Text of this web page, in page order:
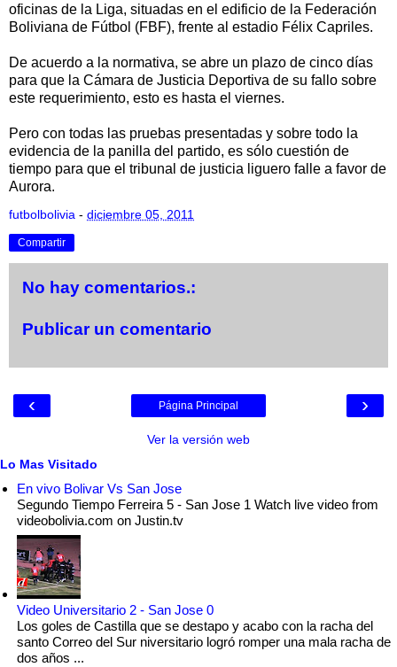
oficinas de la Liga, situadas en el edificio de la Federación
Boliviana de Fútbol (FBF), frente al estadio Félix Capriles.
De acuerdo a la normativa, se abre un plazo de cinco días
para que la Cámara de Justicia Deportiva de su fallo sobre
este requerimiento, esto es hasta el viernes.
Pero con todas las pruebas presentadas y sobre todo la
evidencia de la panilla del partido, es sólo cuestión de
tiempo para que el tribunal de justicia liguero falle a favor de
Aurora.
futbolbolivia - diciembre 05, 2011
Compartir
No hay comentarios.:
Publicar un comentario
‹ ›
Página Principal
Ver la versión web
Lo Mas Visitado
En vivo Bolivar Vs San Jose
Segundo Tiempo Ferreira 5 - San Jose 1 Watch live video from
videobolivia.com on Justin.tv
Video Universitario 2 - San Jose 0
Los goles de Castilla que se destapo y acabo con la racha del
santo Correo del Sur niversitario logró romper una mala racha de
dos años ...